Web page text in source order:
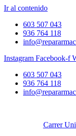
Ir al contenido
603 507 043
936 764 118
Instagram Facebook-f
603 507 043
936 764 118
Carrer